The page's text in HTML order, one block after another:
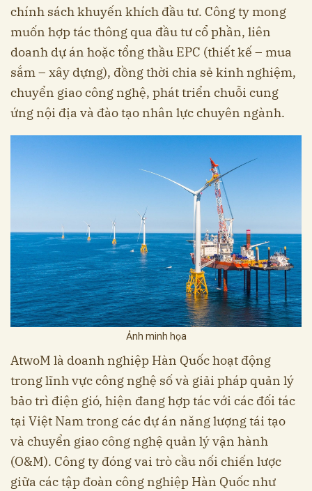
chính sách khuyến khích đầu tư. Công ty mong
muốn hợp tác thông qua đầu tư cổ phần, liên
doanh dự án hoặc tổng thầu EPC (thiết kế – mua
sắm – xây dựng), đồng thời chia sẻ kinh nghiệm,
chuyển giao công nghệ, phát triển chuỗi cung
ứng nội địa và đào tạo nhân lực chuyên ngành.
Ảnh minh họa
AtwoM là doanh nghiệp Hàn Quốc hoạt động
trong lĩnh vực công nghệ số và giải pháp quản lý
bảo trì điện gió, hiện đang hợp tác với các đối tác
tại Việt Nam trong các dự án năng lượng tái tạo
và chuyển giao công nghệ quản lý vận hành
(O&M). Công ty đóng vai trò cầu nối chiến lược
giữa các tập đoàn công nghiệp Hàn Quốc như